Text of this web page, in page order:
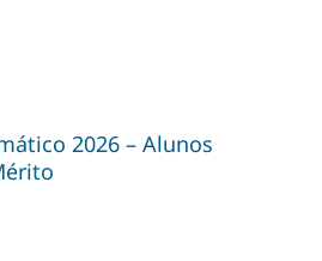
2026 – Alunos